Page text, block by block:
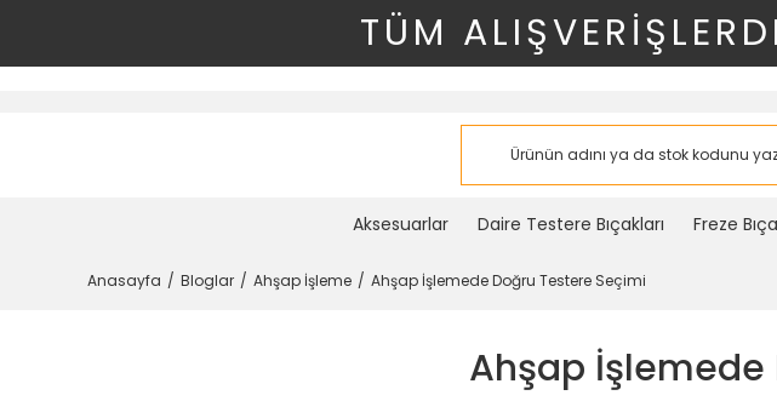
TÜM
Aksesuarlar Daire Testere Bıçakları Freze
Anasayfa Bloglar Ahşap İşleme Ahşap İşlemede Doğru Testere Seçimi
Ahşap İşlemede